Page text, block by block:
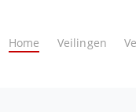
Home Veilingen